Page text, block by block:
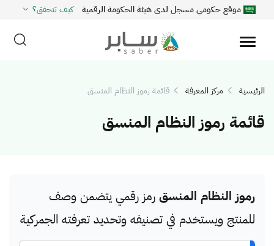
موقع حكومي مسجل لدى هيئة الحكومة الرقمية كيف تتحقق؟
الرئيسية مركز المعرفة قائمة رموز النظام المنسق
قائمة رموز النظام المنسق
رموز النظام المنسق رمز رقمي يتضمن وصف
للمنتج ويستخدم في تصنيفه وتحديد تعرفته الجمركية